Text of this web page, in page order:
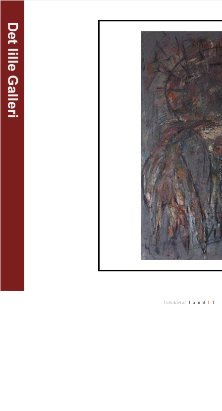
Udviklet af land I T